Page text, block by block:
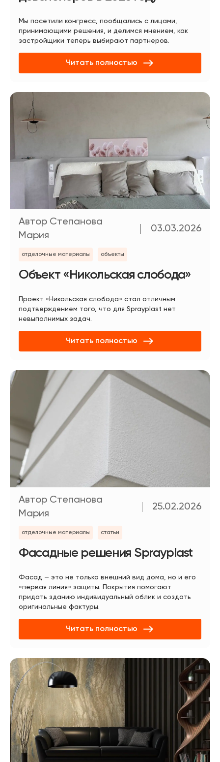
Мы посетили конгресс, пообщались с лицами,
принимающими решения, и делимся мнением, как
застройщики теперь выбирают партнеров.
Читать полностью
Автор Степанова
Мария
03.03.2026
отделочные материалы объекты
Объект «Никольская слобода»
Проект «Никольская слобода» стал отличным
подтверждением того, что для Sprayplast нет
невыполнимых задач.
Читать полностью
Автор Степанова
Мария
25.02.2026
отделочные материалы статьи
Фасадные решения Sprayplast
Фасад — это не только внешний вид дома, но и его
«первая линия» защиты. Покрытия помогают
придать зданию индивидуальный облик и создать
оригинальные фактуры.
Читать полностью